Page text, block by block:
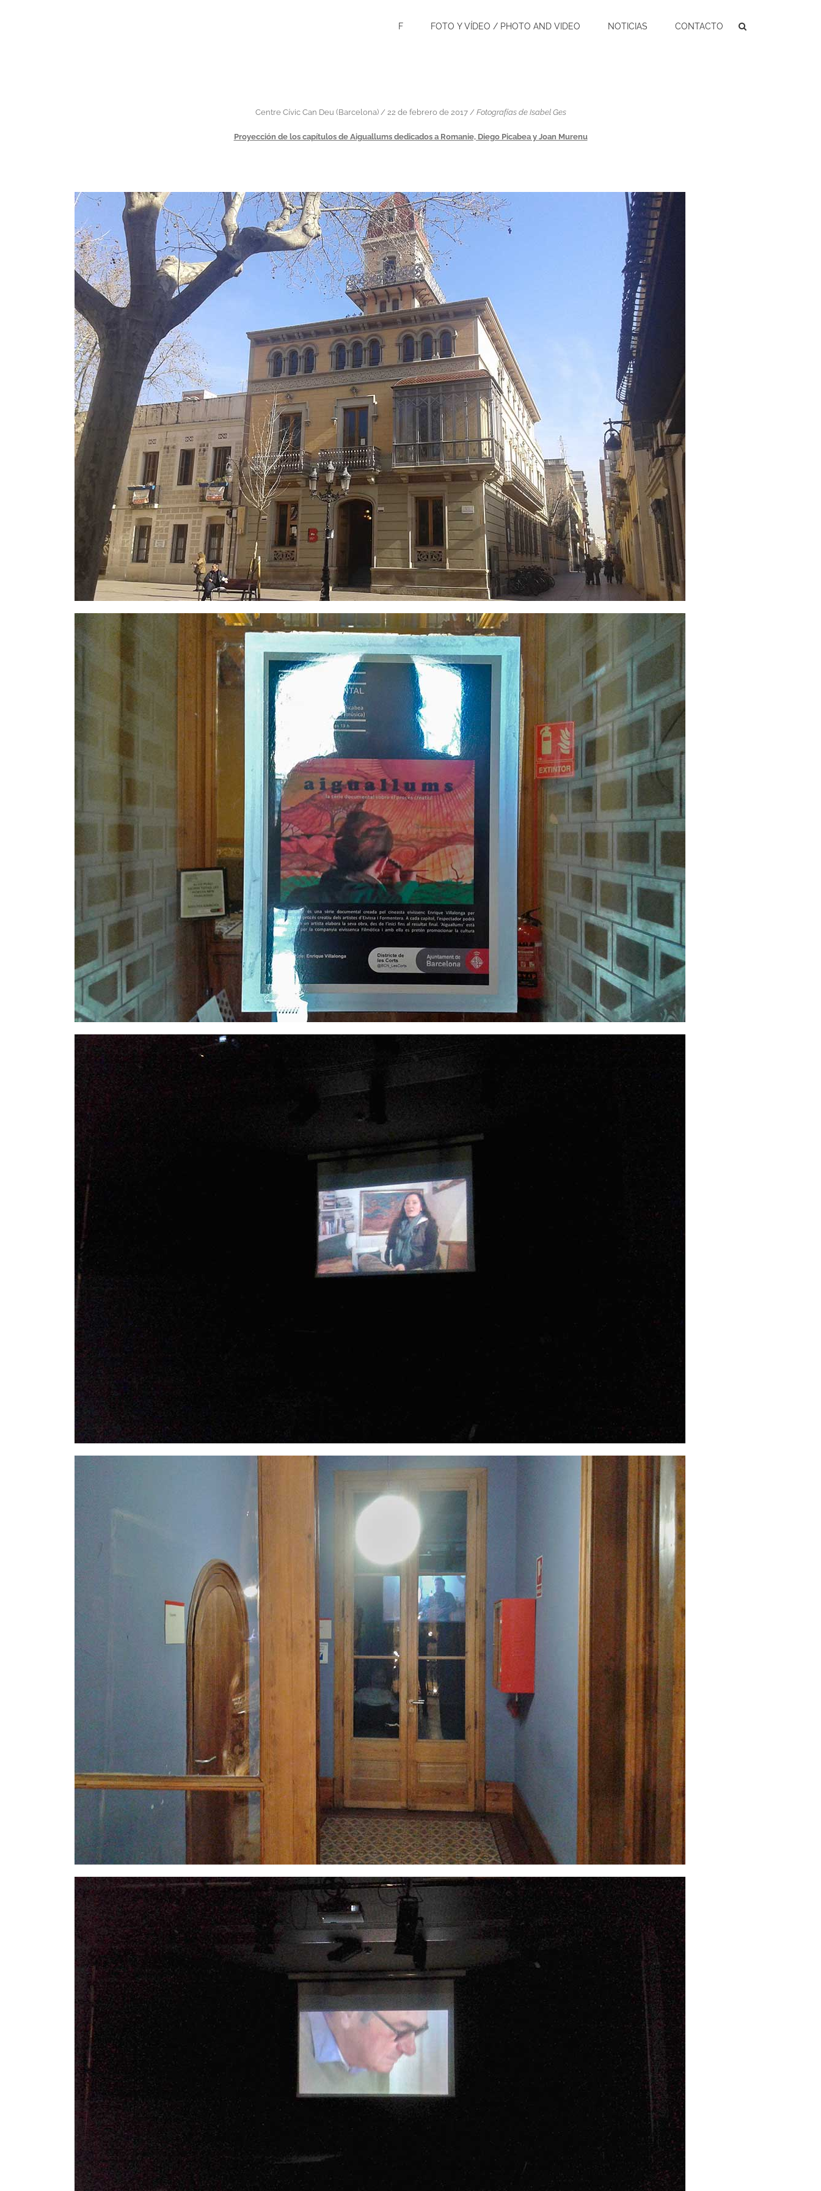
F FOTO Y VÍDEO / PHOTO AND VIDEO NOTICIAS CONTACTO
Centre Cívic Can Deu (Barcelona) / 22 de febrero de 2017 / Fotografías de Isabel Ges
Proyección de los capítulos de Aiguallums dedicados a Romanie, Diego Picabea y Joan Murenu